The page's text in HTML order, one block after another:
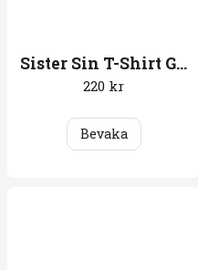
Sister Sin T-Shirt God forgives, I don´t
220 kr
Bevaka